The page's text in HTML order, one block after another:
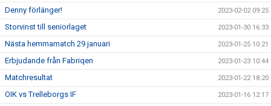
Denny förlänger! 2023-02-02 09:25
Storvinst till seniorlaget 2023-01-30 16:33
Nästa hemmamatch 29 januari 2023-01-25 10:21
Erbjudande från Fabriqen 2023-01-23 10:44
Matchresultat 2023-01-22 18:20
OIK vs Trelleborgs IF 2023-01-16 12:17